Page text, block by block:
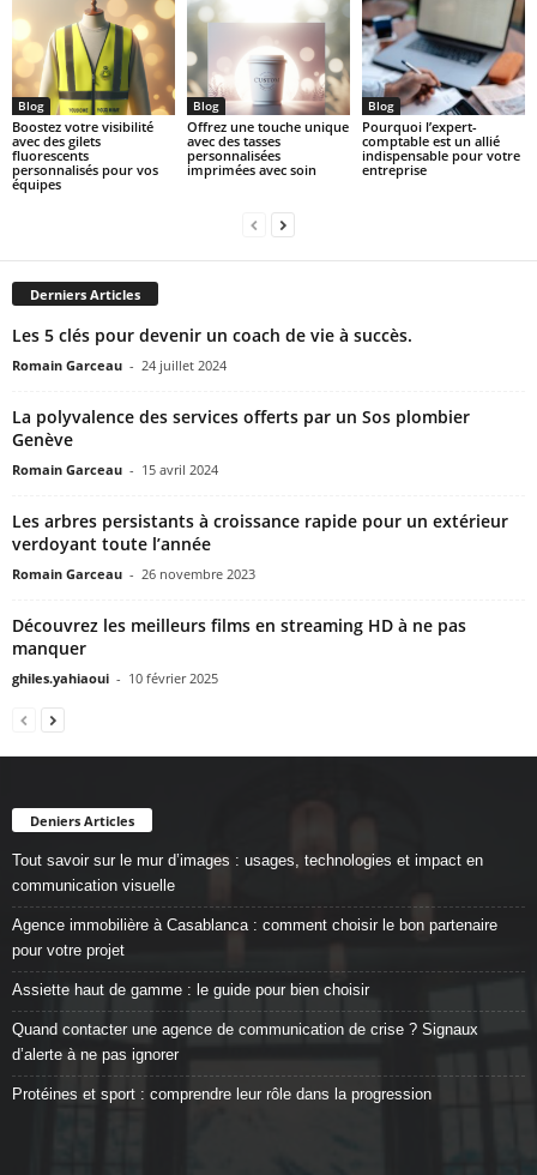
Blog
Boostez votre visibilité
avec des gilets
fluorescents
personnalisés pour vos
équipes
Blog
Offrez une touche unique
avec des tasses
personnalisées
imprimées avec soin
Blog
Pourquoi l’expert-
comptable est un allié
indispensable pour votre
entreprise
Derniers Articles
Les 5 clés pour devenir un coach de vie à succès.
Romain Garceau - 24 juillet 2024
La polyvalence des services offerts par un Sos plombier
Genève
Romain Garceau - 15 avril 2024
Les arbres persistants à croissance rapide pour un extérieur
verdoyant toute l’année
Romain Garceau - 26 novembre 2023
Découvrez les meilleurs films en streaming HD à ne pas
manquer
ghiles.yahiaoui - 10 février 2025
Deniers Articles
Tout savoir sur le mur d’images : usages, technologies et impact en
communication visuelle
Agence immobilière à Casablanca : comment choisir le bon partenaire
pour votre projet
Assiette haut de gamme : le guide pour bien choisir
Quand contacter une agence de communication de crise ? Signaux
d’alerte à ne pas ignorer
Protéines et sport : comprendre leur rôle dans la progression